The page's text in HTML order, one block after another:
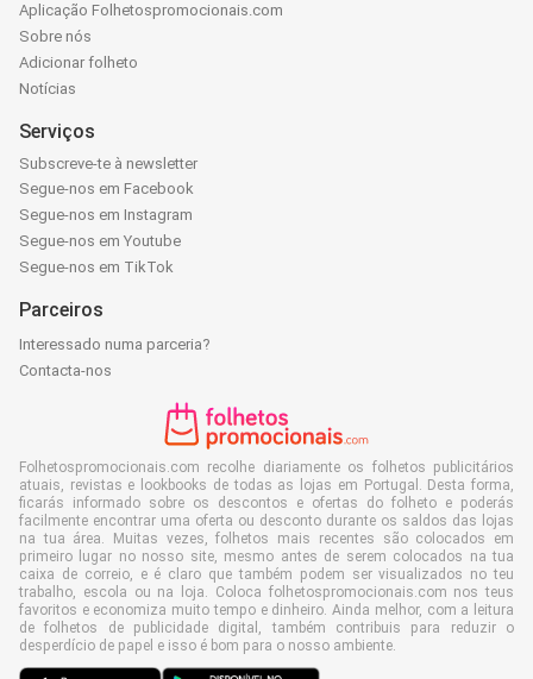
Aplicação Folhetospromocionais.com
Sobre nós
Adicionar folheto
Notícias
Serviços
Subscreve-te à newsletter
Segue-nos em Facebook
Segue-nos em Instagram
Segue-nos em Youtube
Segue-nos em TikTok
Parceiros
Interessado numa parceria?
Contacta-nos
Folhetospromocionais.com recolhe diariamente os folhetos publicitários
atuais, revistas e lookbooks de todas as lojas em Portugal. Desta forma,
ficarás informado sobre os descontos e ofertas do folheto e poderás
facilmente encontrar uma oferta ou desconto durante os saldos das lojas
na tua área. Muitas vezes, folhetos mais recentes são colocados em
primeiro lugar no nosso site, mesmo antes de serem colocados na tua
caixa de correio, e é claro que também podem ser visualizados no teu
trabalho, escola ou na loja. Coloca folhetospromocionais.com nos teus
favoritos e economiza muito tempo e dinheiro. Ainda melhor, com a leitura
de folhetos de publicidade digital, também contribuis para reduzir o
desperdício de papel e isso é bom para o nosso ambiente.